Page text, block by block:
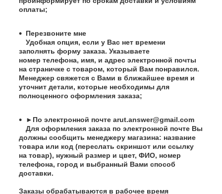
оплаты;
Перезвоните мне
Удобная опция, если у Вас нет времени
заполнять форму заказа. Указываете
номер телефона, имя, и адрес электронной почты
на страничке с товаром, который Вам понравился.
Менеджер свяжется с Вами в ближайшее время и
уточнит детали, которые необходимы для
полноценного оформления заказа;
►По электронной почте arut.answer@gmail.com
Для оформления заказа по электронной почте Вы
должны сообщить менеджеру магазина: название
товара или код (переслать скриншот или ссылку
на товар), нужный размер и цвет, ФИО, номер
телефона, город и выбранный Вами способ
доставки.
Заказы обрабатываются в рабочее время